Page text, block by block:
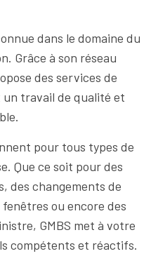
dans le domaine du
Grâce à son réseau
des services de
travail de qualité et
pour tous types de
Que ce soit pour des
des changements de
ou encore des
GMBS met à votre
compétents et réactifs.